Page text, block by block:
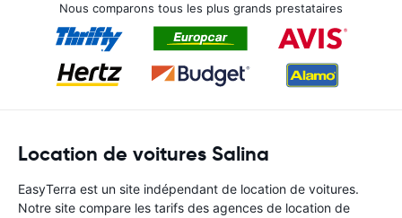
Nous comparons tous les plus grands prestataires
Location de voitures Salina
EasyTerra est un site indépendant de location de voitures.
Notre site compare les tarifs des agences de location de